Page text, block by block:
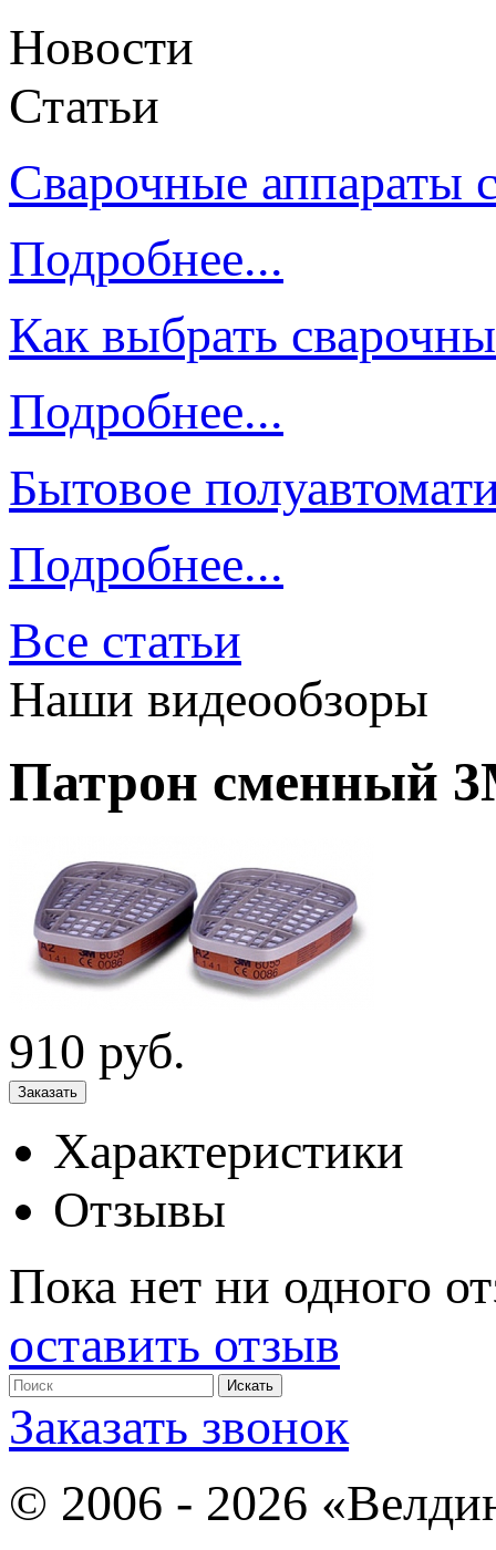
Новости
Статьи
Сварочные аппараты
Подробнее...
Как выбрать
Подробнее...
Бытовое
Подробнее...
Все статьи
Наши видеообзоры
Патрон сменный
910 руб.
Характеристики
Отзывы
Пока нет ни одного
оставить отзыв
Заказать звонок
© 2006 - 2026